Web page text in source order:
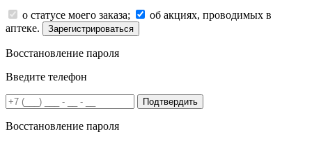
о статусе моего заказа;
об акциях, проводимых в
аптеке.
Зарегистрироваться
Восстановление пароля
Введите телефон
Подтвердить
Восстановление пароля